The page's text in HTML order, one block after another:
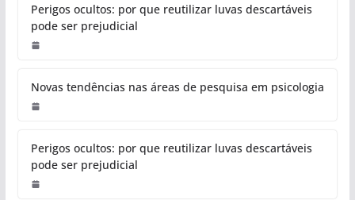
Perigos ocultos: por que reutilizar luvas descartáveis
pode ser prejudicial
Novas tendências nas áreas de pesquisa em psicologia
Perigos ocultos: por que reutilizar luvas descartáveis
pode ser prejudicial